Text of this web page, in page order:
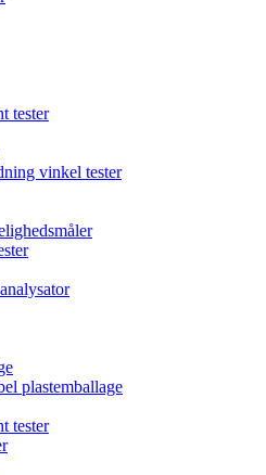
tester
vinkel tester
plastemballage
tester